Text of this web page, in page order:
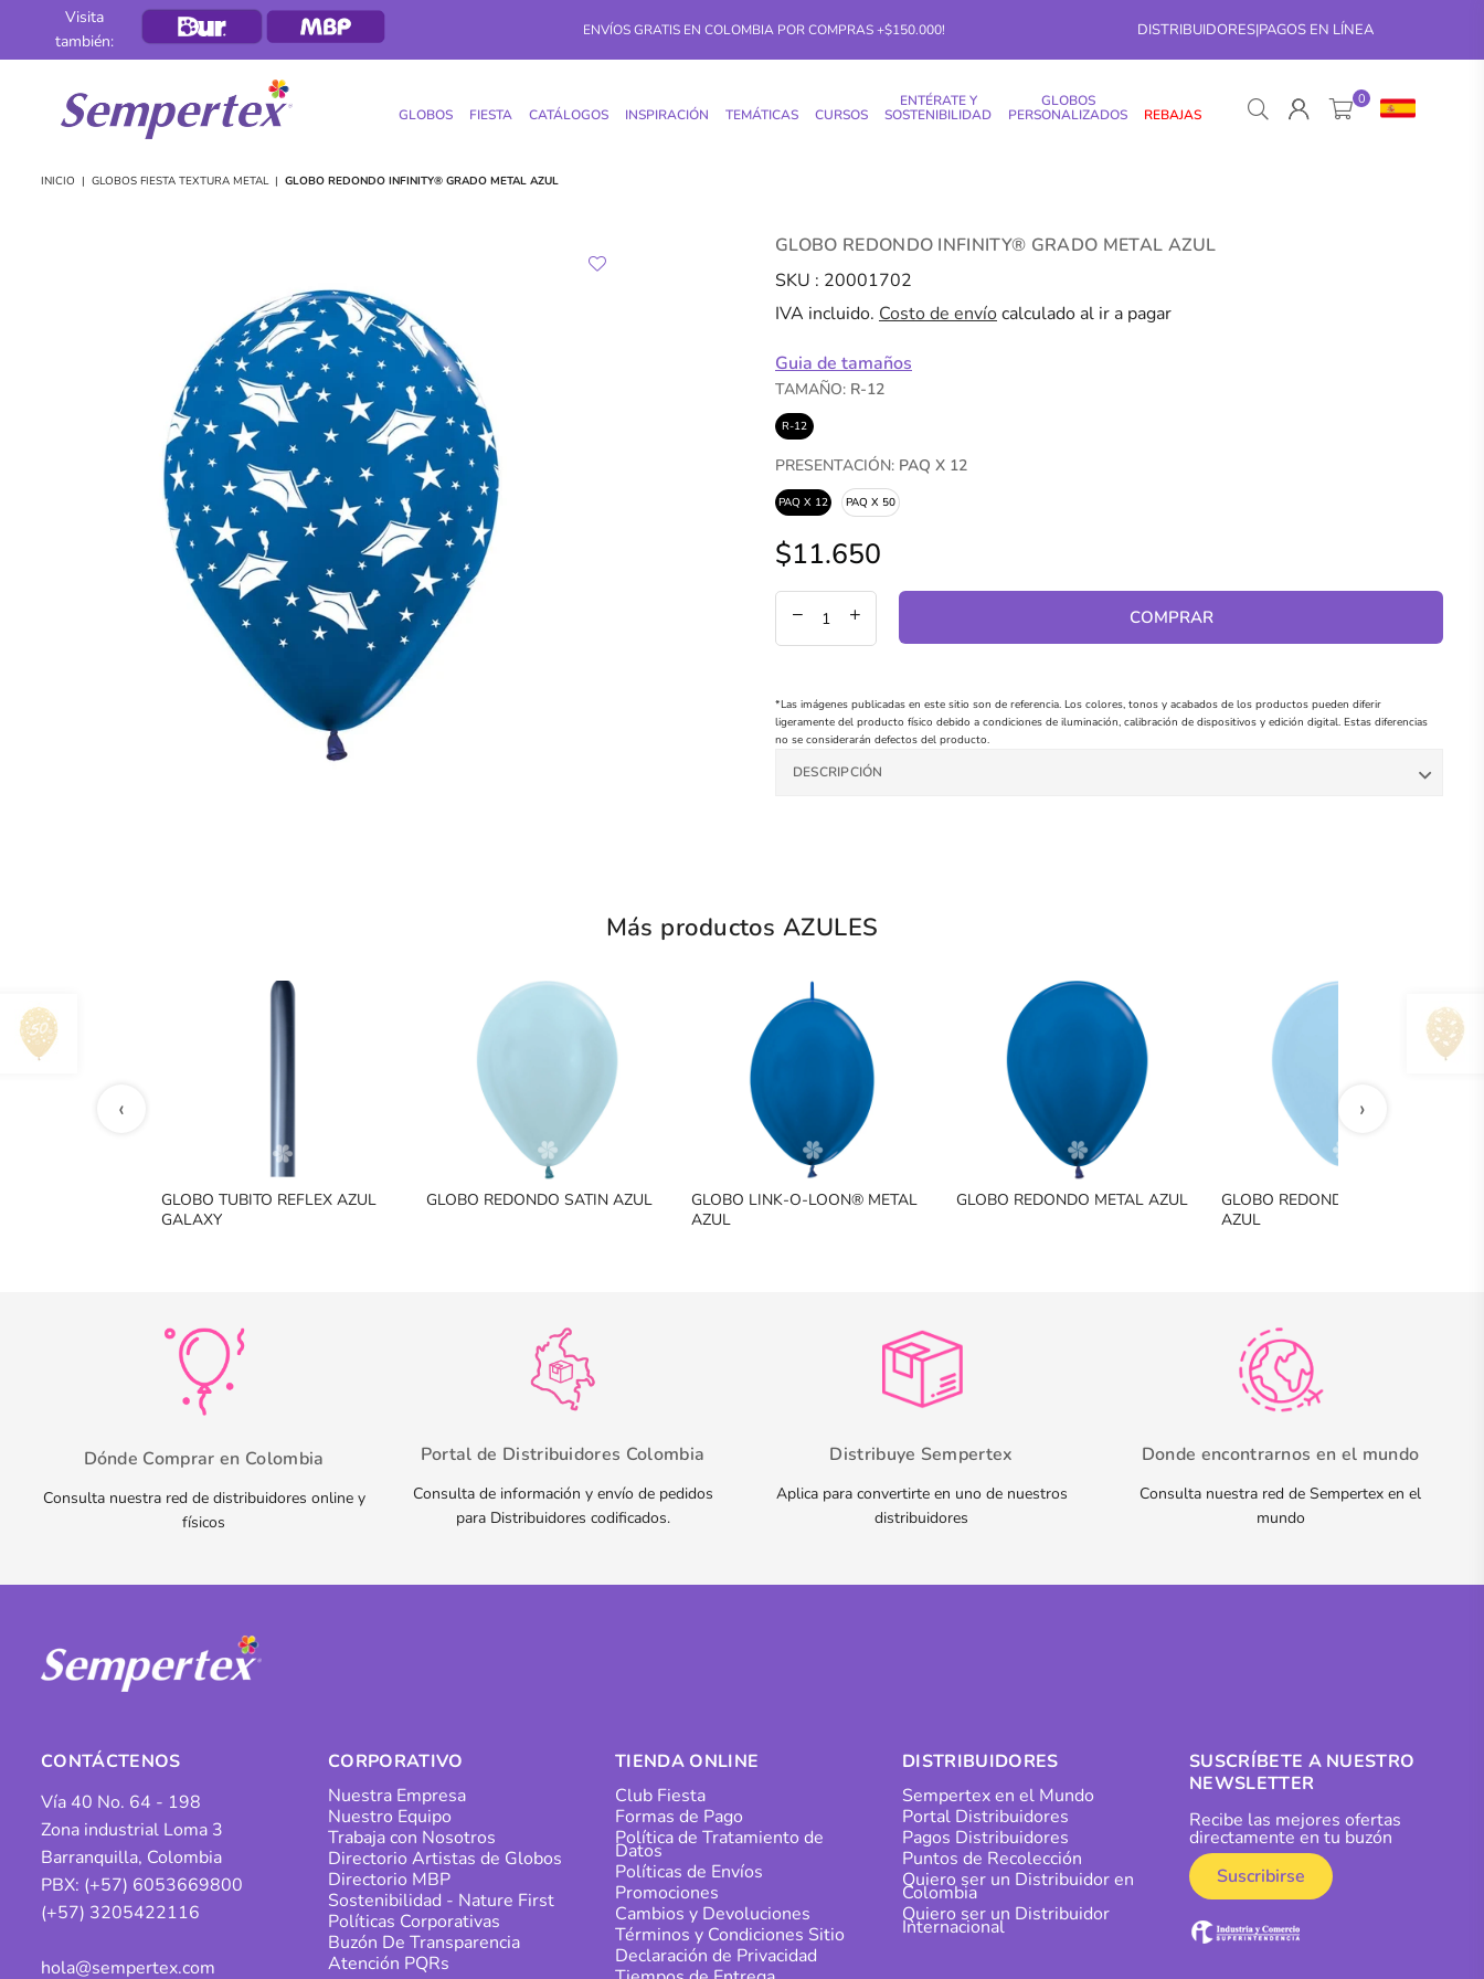
Visita
también:
ENVÍOS GRATIS EN COLOMBIA POR COMPRAS +$150.000! DISTRIBUIDORES|PAGOS EN LÍNEA
SEMPERTEX
GLOBOS FIESTA CATÁLOGOS INSPIRACIÓN TEMÁTICAS CURSOS
ENTÉRATE Y
SOSTENIBILIDAD
GLOBOS
PERSONALIZADOS
REBAJAS
0
INICIO | GLOBOS FIESTA TEXTURA METAL | GLOBO REDONDO INFINITY® GRADO METAL AZUL
GLOBO REDONDO INFINITY® GRADO METAL AZUL
SKU : 20001702
IVA incluido. Costo de envíocalculado al ir a pagar
Guia de tamaños
TAMAÑO: R-12
R-12
PRESENTACIÓN: PAQ X 12
PAQ X 12 PAQ X 50
Precio
regular
$11.650
COMPRAR
*Las imágenes publicadas en este sitio son de referencia. Los colores, tonos y acabados de los productos pueden diferir
ligeramente del producto físico debido a condiciones de iluminación, calibración de dispositivos y edición digital. Estas diferencias
no se considerarán defectos del producto.
DESCRIPCIÓN
Más productos AZULES
‹
GLOBO TUBITO REFLEX AZUL
GALAXY
GLOBO REDONDO SATIN AZUL
GLOBO LINK-O-LOON® METAL
AZUL
GLOBO REDONDO METAL AZUL
GLOBO REDONDO PASTEL MATE
AZUL
›
Dónde Comprar en Colombia
Consulta nuestra red de distribuidores online y
físicos
Portal de Distribuidores Colombia
Consulta de información y envío de pedidos
para Distribuidores codificados.
Distribuye Sempertex
Aplica para convertirte en uno de nuestros
distribuidores
Donde encontrarnos en el mundo
Consulta nuestra red de Sempertex en el
mundo
CONTÁCTENOS
Vía 40 No. 64 - 198
Zona industrial Loma 3
Barranquilla, Colombia
PBX: (+57) 6053669800
(+57) 3205422116
hola@sempertex.com
CORPORATIVO
Nuestra Empresa
Nuestro Equipo
Trabaja con Nosotros
Directorio Artistas de Globos
Directorio MBP
Sostenibilidad - Nature First
Políticas Corporativas
Buzón De Transparencia
Atención PQRs
TIENDA ONLINE
Club Fiesta
Formas de Pago
Política de Tratamiento de
Datos
Políticas de Envíos
Promociones
Cambios y Devoluciones
Términos y Condiciones Sitio
Declaración de Privacidad
DISTRIBUIDORES
Sempertex en el Mundo
Portal Distribuidores
Pagos Distribuidores
Puntos de Recolección
Quiero ser un Distribuidor en
Colombia
Quiero ser un Distribuidor
Internacional
SUSCRÍBETE A NUESTRO
NEWSLETTER
Recibe las mejores ofertas
directamente en tu buzón
Suscribirse